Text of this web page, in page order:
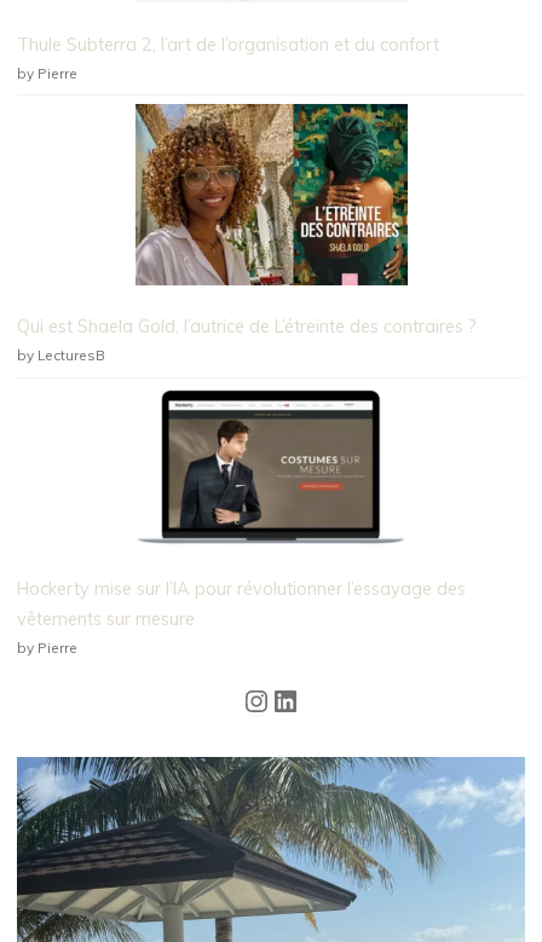
Thule Subterra 2, l’art de l’organisation et du confort
by Pierre
Qui est Shaela Gold, l’autrice de L’étreinte des contraires ?
by LecturesB
Hockerty mise sur l’IA pour révolutionner l’essayage des
vêtements sur mesure
by Pierre
Instagram
LinkedIn